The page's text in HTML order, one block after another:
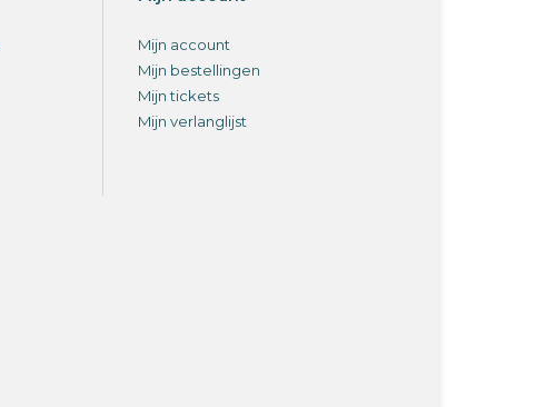
Mijn account
Mijn bestellingen
Mijn tickets
Mijn verlanglijst